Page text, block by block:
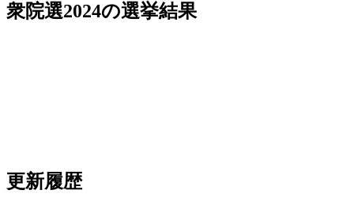
衆院選2024の選挙結果
更新履歴